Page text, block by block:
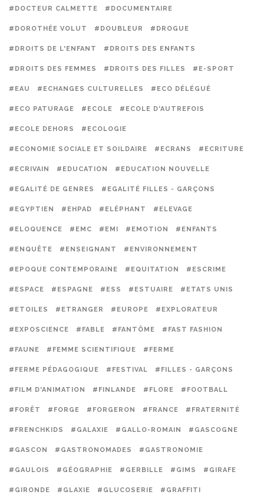
#DOCTEUR CALMETTE #DOCUMENTAIRE
#DOROTHÉE VOLUT #DOUBLEUR #DROGUE
#DROITS DE L'ENFANT #DROITS DES ENFANTS
#DROITS DES FEMMES #DROITS DES FILLES #E-SPORT
#EAU #ECHANGES CULTURELLES #ECO DÉLÉGUÉ
#ECO PATURAGE #ECOLE #ECOLE D'AUTREFOIS
#ECOLE DEHORS #ECOLOGIE
#ECONOMIE SOCIALE ET SOILDAIRE #ECRANS #ECRITURE
#ECRIVAIN #EDUCATION #EDUCATION NOUVELLE
#EGALITÉ DE GENRES #EGALITÉ FILLES - GARÇONS
#EGYPTIEN #EHPAD #ELÉPHANT #ELEVAGE
#ELOQUENCE #EMC #EMI #EMOTION #ENFANTS
#ENQUÊTE #ENSEIGNANT #ENVIRONNEMENT
#EPOQUE CONTEMPORAINE #EQUITATION #ESCRIME
#ESPACE #ESPAGNE #ESS #ESTUAIRE #ETATS UNIS
#ETOILES #ETRANGER #EUROPE #EXPLORATEUR
#EXPOSCIENCE #FABLE #FANTÔME #FAST FASHION
#FAUNE #FEMME SCIENTIFIQUE #FERME
#FERME PÉDAGOGIQUE #FESTIVAL #FILLES - GARÇONS
#FILM D'ANIMATION #FINLANDE #FLORE #FOOTBALL
#FORÊT #FORGE #FORGERON #FRANCE #FRATERNITÉ
#FRENCHKIDS #GALAXIE #GALLO-ROMAIN #GASCOGNE
#GASCON #GASTRONOMADES #GASTRONOMIE
#GAULOIS #GÉOGRAPHIE #GERBILLE #GIMS #GIRAFE
#GIRONDE #GLAXIE #GLUCOSERIE #GRAFFITI